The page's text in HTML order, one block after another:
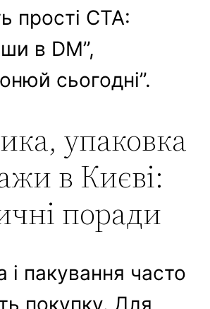
прості CTA:
в DM”,
сьогодні”.
упаковка
в Києві:
поради
і пакування часто
покупку. Для